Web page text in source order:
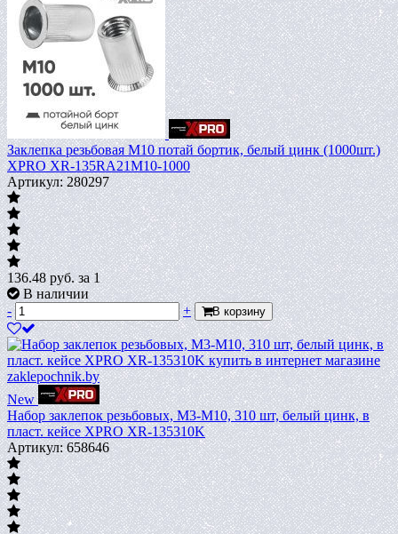
Заклепка резьбовая M10 потай бортик, белый цинк (1000шт.)
XPRO XR-135RA21M10-1000
Артикул: 280297
136.48руб.за 1
В наличии
-
+ В корзину
New
Набор заклепок резьбовых, М3-М10, 310 шт, белый цинк, в
пласт. кейсе XPRO XR-135310K
Артикул: 658646